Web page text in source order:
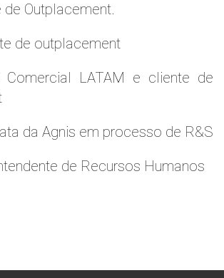
de Outplacement.
de outplacement
LATAM e cliente de
da Agnis em processo de R&S
de Recursos Humanos